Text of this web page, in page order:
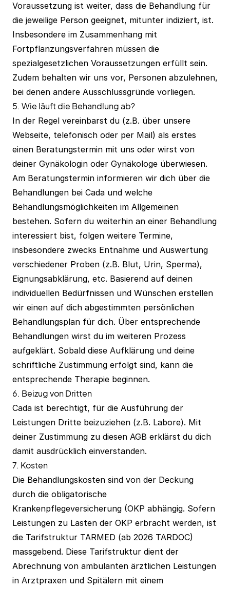
Voraussetzung ist weiter, dass die Behandlung für
die jeweilige Person geeignet, mitunter indiziert, ist.
Insbesondere im Zusammenhang mit
Fortpflanzungsverfahren müssen die
spezialgesetzlichen Voraussetzungen erfüllt sein.
Zudem behalten wir uns vor, Personen abzulehnen,
bei denen andere Ausschlussgründe vorliegen.
5. Wie läuft die Behandlung ab?
In der Regel vereinbarst du (z.B. über unsere
Webseite, telefonisch oder per Mail) als erstes
einen Beratungstermin mit uns oder wirst von
deiner Gynäkologin oder Gynäkologe überwiesen.
Am Beratungstermin informieren wir dich über die
Behandlungen bei Cada und welche
Behandlungsmöglichkeiten im Allgemeinen
bestehen. Sofern du weiterhin an einer Behandlung
interessiert bist, folgen weitere Termine,
insbesondere zwecks Entnahme und Auswertung
verschiedener Proben (z.B. Blut, Urin, Sperma),
Eignungsabklärung, etc. Basierend auf deinen
individuellen Bedürfnissen und Wünschen erstellen
wir einen auf dich abgestimmten persönlichen
Behandlungsplan für dich. Über entsprechende
Behandlungen wirst du im weiteren Prozess
aufgeklärt. Sobald diese Aufklärung und deine
schriftliche Zustimmung erfolgt sind, kann die
entsprechende Therapie beginnen.
6. Beizug von Dritten
Cada ist berechtigt, für die Ausführung der
Leistungen Dritte beizuziehen (z.B. Labore). Mit
deiner Zustimmung zu diesen AGB erklärst du dich
damit ausdrücklich einverstanden.
7. Kosten
Die Behandlungskosten sind von der Deckung
durch die obligatorische
Krankenpflegeversicherung (OKP abhängig. Sofern
Leistungen zu Lasten der OKP erbracht werden, ist
die Tarifstruktur TARMED (ab 2026 TARDOC)
massgebend. Diese Tarifstruktur dient der
Abrechnung von ambulanten ärztlichen Leistungen
in Arztpraxen und Spitälern mit einem